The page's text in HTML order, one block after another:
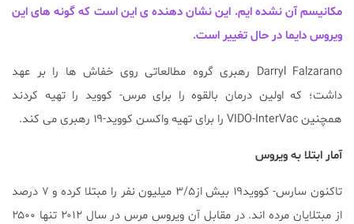
مکانیسم آن نشده ایم. این نشان دهنده ی این است که گونه های این
ویروس دایما در حال تغییر است.
Darryl Falzarano رهبری گروه مطالعاتی روی خفاش ها را بر عهد
داشت؛ که اولین درمان بالقوه را برای مرس- کووید را تهیه کردند
همچنین VIDO-InterVac را برای تهیه واکسن کووید-۱۹ رهبری می کند.
آمار ابتلا به ویروس
تاکنون سارس- کووید۱۹ بیش از۳/۵ میلیون نفر را مبتلا کرده و ۷ درصد
از مبتلایان مرده اند. در مقابل آن ویروس مرس در سال ۲۰۱۲ تنها ۲۵۰۰